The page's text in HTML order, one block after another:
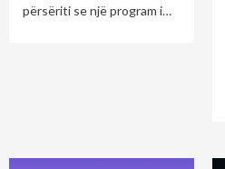
përsëriti se një program i…